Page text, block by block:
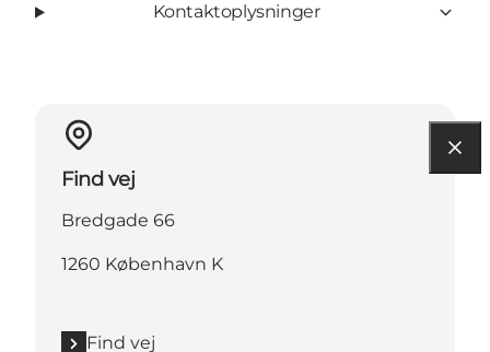
Kontaktoplysninger
Find vej
Bredgade 66
1260 København K
Find vej